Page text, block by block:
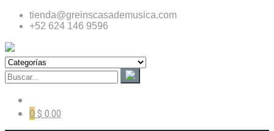
tienda@greinscasademusica.com
+52 624 146 9596
0 $ 0.00